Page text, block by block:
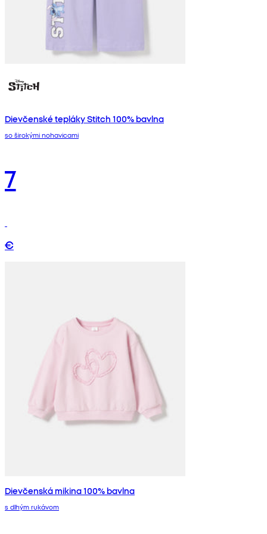
Dievčenské tepláky Stitch 100% bavlna
so širokými nohavicami
7
€
Dievčenská mikina 100% bavlna
s dlhým rukávom